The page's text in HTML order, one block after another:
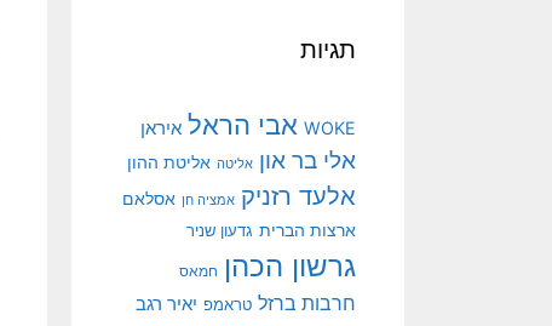
תגיות
WOKE אבי הראל איראן
אלי בר און אליטה אליטת ההון
אלעד רזניק אמציה חן אסלאם
ארצות הברית גדעון שניר
גרשון הכהן חמאס
חרבות ברזל טראמפ יאיר רגב